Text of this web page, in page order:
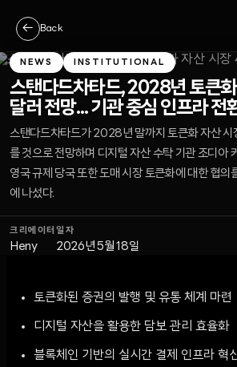
← Back
NEWS INSTITUTIONAL
스탠다드차타드, 2028년 토큰
달러 전망... 기관 중심 인프라 전
스탠다드차타드가 2028년 말까지 토큰화 자산 시
를 것으로 전망하며 디지털 자산 수탁 기관 조디아
영국 규제 당국 또한 도매 시장 토큰화에 대한 협의
에 나섰다.
크리에이터
Heny
일자
2026년 5월 18일
토큰화된 증권의 발행 및 유통 체계 마련
디지털 자산을 활용한 담보 관리 효율화
블록체인 기반의 실시간 결제 인프라 혁